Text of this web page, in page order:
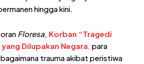
hingga kini.
Floresa Korban “Tragedi
Dilupakan Negara para
trauma akibat peristiwa